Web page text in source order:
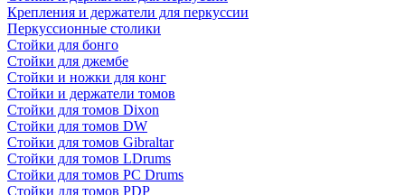
Крепления и держатели для перкуссии
Перкуссионные столики
Стойки для бонго
Стойки для джембе
Стойки и ножки для конг
Стойки и держатели томов
Стойки для томов Dixon
Стойки для томов DW
Стойки для томов Gibraltar
Стойки для томов LDrums
Стойки для томов PC Drums
Стойки для томов PDP